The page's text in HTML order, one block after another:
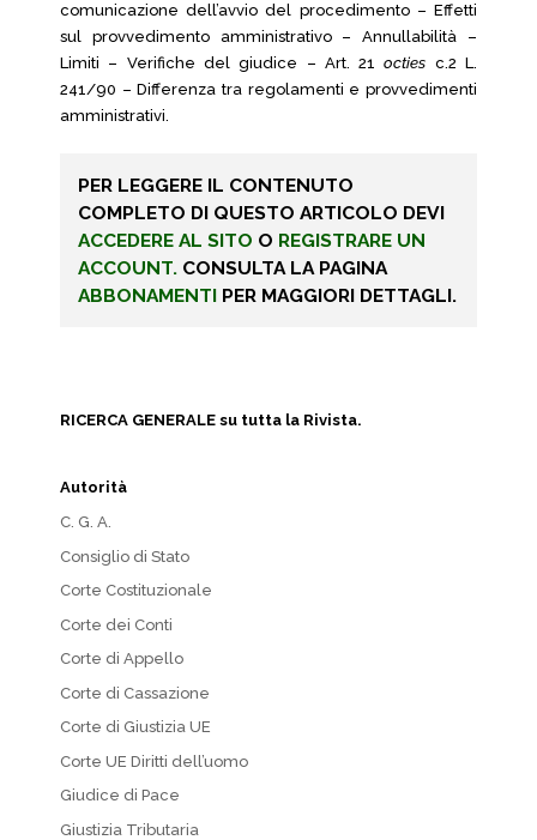
comunicazione dell’avvio del procedimento – Effetti
sul provvedimento amministrativo – Annullabilità –
Limiti – Verifiche del giudice – Art. 21octies c.2 L.
241/90 – Differenza tra regolamenti e provvedimenti
amministrativi.
PER LEGGERE IL CONTENUTO
COMPLETO DI QUESTO ARTICOLO DEVI
ACCEDERE AL SITO O REGISTRARE UN
ACCOUNT. CONSULTA LA PAGINA
ABBONAMENTI PER MAGGIORI DETTAGLI.
RICERCA GENERALE su tutta la Rivista.
Autorità
C. G. A.
Consiglio di Stato
Corte Costituzionale
Corte dei Conti
Corte di Appello
Corte di Cassazione
Corte di Giustizia UE
Corte UE Diritti dell’uomo
Giudice di Pace
Giustizia Tributaria